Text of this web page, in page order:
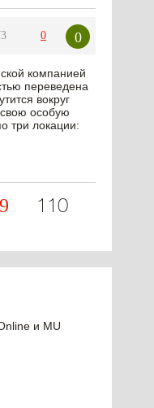
0 0
компанией
переведена
вокруг
особую
три локации:
110
и MU